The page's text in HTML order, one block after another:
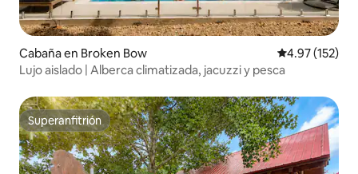
Cabaña en Broken Bow Calificación
4.97 (152)
Lujo aislado | Alberca climatizada, jacuzzi y pesca
Superanfitrión
Superanfitrión